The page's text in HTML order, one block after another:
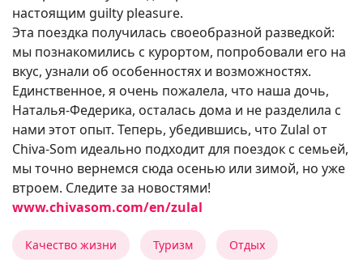
настоящим guilty pleasure.
Эта поездка получилась своеобразной разведкой:
мы познакомились с курортом, попробовали его на
вкус, узнали об особенностях и возможностях.
Единственное, я очень пожалела, что наша дочь,
Наталья-Федерика, осталась дома и не разделила с
нами этот опыт. Теперь, убедившись, что Zulal от
Chiva-Som идеально подходит для поездок с семьей,
мы точно вернемся сюда осенью или зимой, но уже
втроем. Следите за новостями!
www.chivasom.com/en/zulal
Качество жизни Туризм Отдых